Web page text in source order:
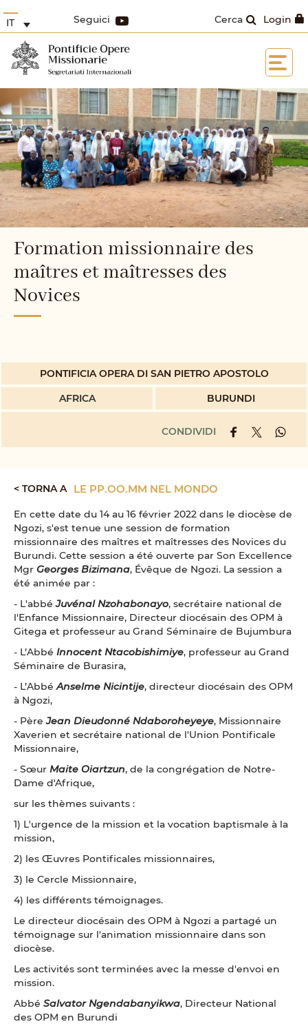
Login
Cerca
Seguici
IT
Formation missionnaire des
maîtres et maîtresses des
Novices
PONTIFICIA OPERA DI SAN PIETRO APOSTOLO
AFRICA
BURUNDI
CONDIVIDI
< TORNA A LE PP.OO.MM NEL MONDO
En cette date du 14 au 16 février 2022 dans le diocèse de
Ngozi, s'est tenue une session de formation
missionnaire des maîtres et maîtresses des Novices du
Burundi. Cette session a été ouverte par Son Excellence
Mgr Georges Bizimana, Évêque de Ngozi. La session a
été animée par :
- L'abbéJuvénal Nzohabonayo, secrétaire national de
l'Enfance Missionnaire, Directeur diocésain des OPM à
Gitega et professeur au Grand Séminaire de Bujumbura
- L’Abbé Innocent Ntacobishimiye, professeur au Grand
Séminaire de Burasira,
- L’Abbé Anselme Nicintije, directeur diocésain des OPM
à Ngozi,
- PèreJean Dieudonné Ndaboroheyeye, Missionnaire
Xaverien et secrétaire national de l'Union Pontificale
Missionnaire,
- Sœur Maite Oiartzun, de la congrégation de Notre-
Dame d'Afrique,
sur les thèmes suivants :
1) L'urgence de la mission et la vocation baptismale à la
mission,
2) les Œuvres Pontificales missionnaires,
3) le Cercle Missionnaire,
4) les différents témoignages.
Le directeur diocésain des OPM à Ngozi a partagé un
témoignage sur l'animation missionnaire dans son
diocèse.
Les activités sont terminées avec la messe d'envoi en
mission.
Abbé Salvator Ngendabanyikwa, Directeur National
des OPM en Burundi